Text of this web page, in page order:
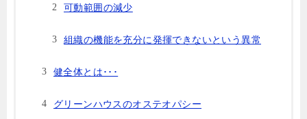
可動範囲の減少
組織の機能を充分に発揮できないという異常
健全体とは･･･
グリーンハウスのオステオパシー